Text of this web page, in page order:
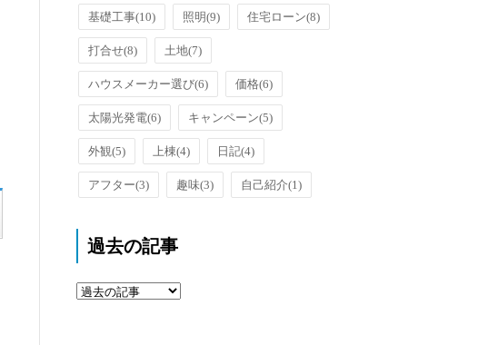
基礎工事(10) 照明(9) 住宅ローン(8)
打合せ(8) 土地(7)
ハウスメーカー選び(6) 価格(6)
太陽光発電(6) キャンペーン(5)
外観(5) 上棟(4) 日記(4)
アフター(3) 趣味(3) 自己紹介(1)
過去の記事